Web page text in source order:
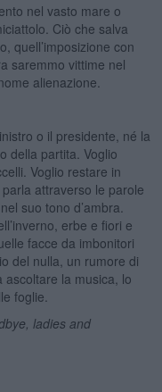
nel vasto mare o
Ciò che salva
quell’imposizione con
saremmo vittime nel
alienazione.
o il presidente, né la
della partita. Voglio
Voglio restare in
attraverso le parole
suo tono d’ambra.
erbe e fiori e
facce da imbonitori
del nulla, un rumore di
la musica, lo
foglie.
ladies and